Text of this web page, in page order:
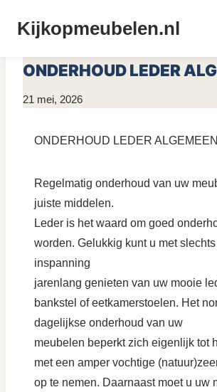
naarKijkopmeubelen.nl
ONDERHOUD LEDER
Door
21 mei, 2026
ONDERHOUD LEDER ALGEMEEN
Regelmatig onderhoud van uw
juiste middelen.
Leder is het waard om goed
worden. Gelukkig kunt u met
inspanning
jarenlang genieten van uw mooie
bankstel of eetkamerstoelen. Het
dagelijkse onderhoud van uw
meubelen beperkt zich eigenlijk tot
met een amper vochtige
op te nemen. Daarnaast moet u uw